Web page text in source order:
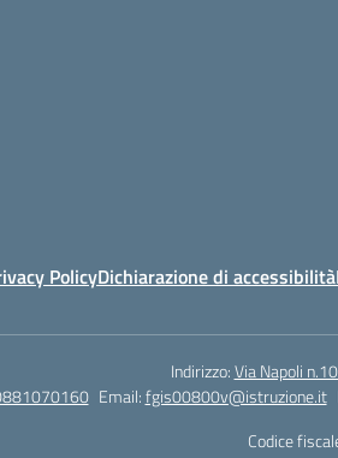
PolicyDichiarazione di accessibilità
Indirizzo:Via Napoli
Email:fgis00800v@istruzione.it
Codice